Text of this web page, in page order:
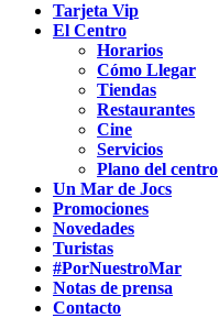
Tarjeta Vip
El Centro
Horarios
Cómo Llegar
Tiendas
Restaurantes
Cine
Servicios
Plano del centro
Un Mar de Jocs
Promociones
Novedades
Turistas
#PorNuestroMar
Notas de prensa
Contacto